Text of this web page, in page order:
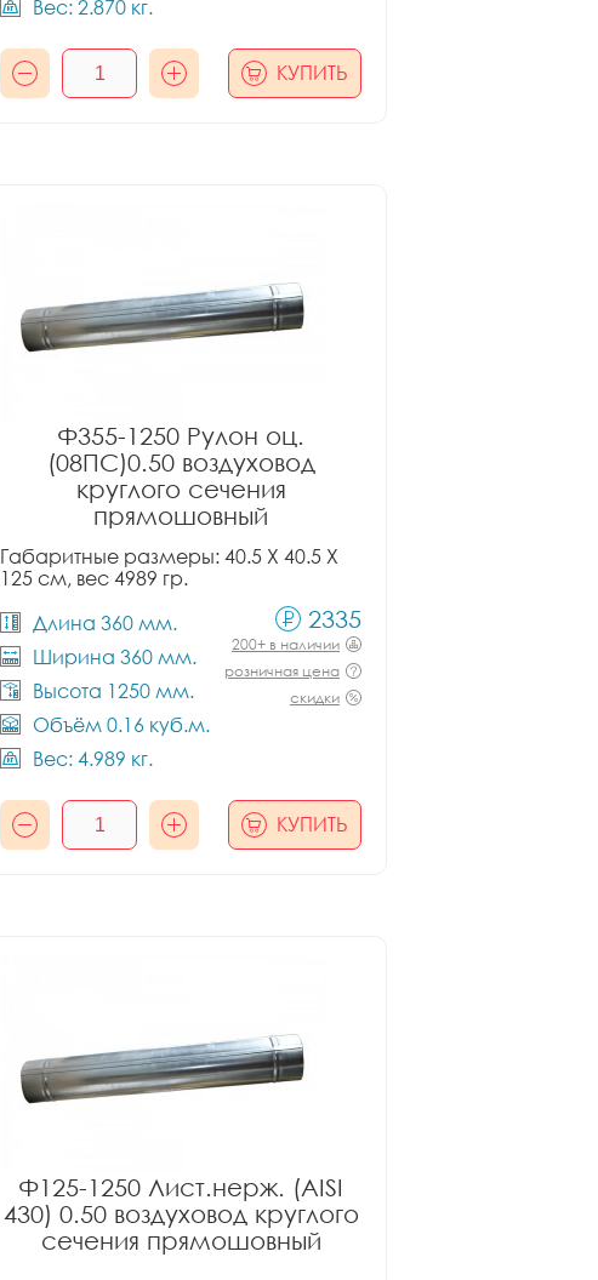
Вес: 2.870 кг.
КУПИТЬ
Ф355-1250 Рулон оц.
(08ПС)0.50 воздуховод
круглого сечения
прямошовный
Габаритные размеры: 40.5 X 40.5 X
125 см, вес 4989 гр.
Длина 360 мм.
Ширина 360 мм.
Высота 1250 мм.
Объём 0.16 куб.м.
Вес: 4.989 кг.
2335
200+ в наличии
розничная цена
скидки
КУПИТЬ
Ф125-1250 Лист.нерж. (AISI
430) 0.50 воздуховод круглого
сечения прямошовный